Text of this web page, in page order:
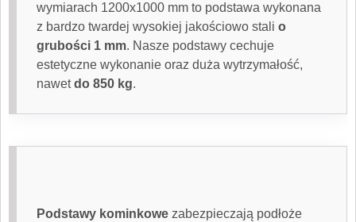
wymiarach 1200x1000 mm to podstawa wykonana
z bardzo twardej wysokiej jakościowo stali o
grubości 1 mm. Nasze podstawy cechuje
estetyczne wykonanie oraz duża wytrzymałość,
nawetdo 850 kg.
Podstawy kominkowe zabezpieczają podłoże